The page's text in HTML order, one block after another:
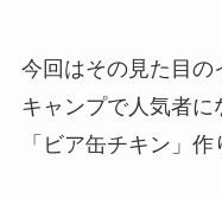
今回はその見た目の
キャンプで人気者
「 ビア缶チキン 」